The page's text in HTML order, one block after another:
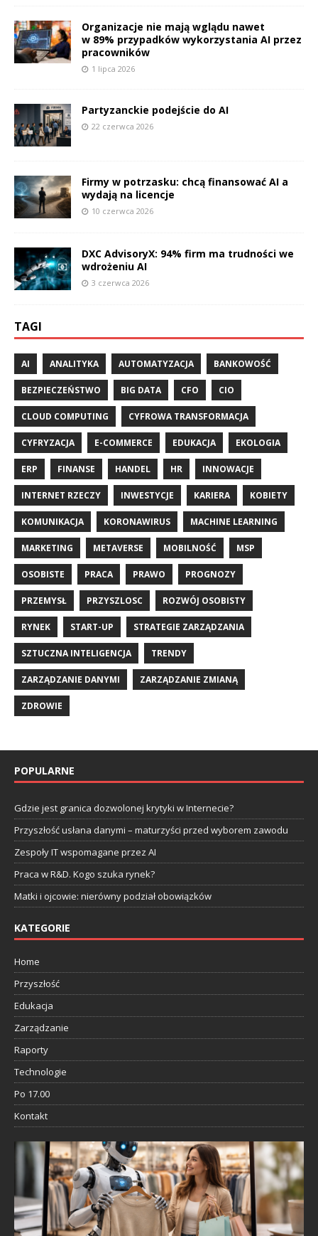
Organizacje nie mają wglądu nawet
w 89% przypadków wykorzystania AI przez
pracowników
1 lipca 2026
Partyzanckie podejście do AI
22 czerwca 2026
Firmy w potrzasku: chcą finansować AI a
wydają na licencje
10 czerwca 2026
DXC AdvisoryX: 94% firm ma trudności we
wdrożeniu AI
3 czerwca 2026
TAGI
AI ANALITYKA AUTOMATYZACJA BANKOWOŚĆ
BEZPIECZEŃSTWO BIG DATA CFO CIO
CLOUD COMPUTING CYFROWA TRANSFORMACJA
CYFRYZACJA E-COMMERCE EDUKACJA EKOLOGIA
ERP FINANSE HANDEL HR INNOWACJE
INTERNET RZECZY INWESTYCJE KARIERA KOBIETY
KOMUNIKACJA KORONAWIRUS MACHINE LEARNING
MARKETING METAVERSE MOBILNOŚĆ MSP
OSOBISTE PRACA PRAWO PROGNOZY
PRZEMYSŁ PRZYSZLOSC ROZWÓJ OSOBISTY
RYNEK START-UP STRATEGIE ZARZĄDZANIA
SZTUCZNA INTELIGENCJA TRENDY
ZARZĄDZANIE DANYMI ZARZĄDZANIE ZMIANĄ
ZDROWIE
POPULARNE
Gdzie jest granica dozwolonej krytyki w Internecie?
Przyszłość usłana danymi – maturzyści przed wyborem zawodu
Zespoły IT wspomagane przez AI
Praca w R&D. Kogo szuka rynek?
Matki i ojcowie: nierówny podział obowiązków
KATEGORIE
Home
Przyszłość
Edukacja
Zarządzanie
Raporty
Technologie
Po 17.00
Kontakt